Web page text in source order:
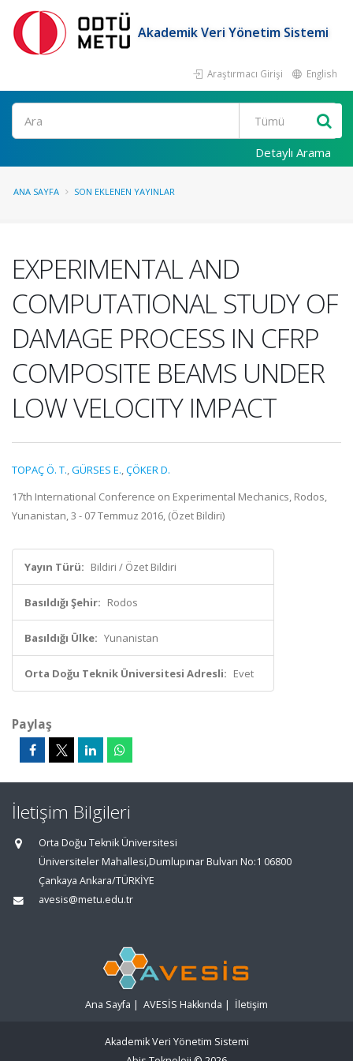
Akademik Veri Yönetim Sistemi
Araştırmacı Girişi English
Ara
Detaylı Arama
ANA SAYFA SON EKLENEN YAYINLAR
EXPERIMENTAL AND
COMPUTATIONAL STUDY OF
DAMAGE PROCESS IN CFRP
COMPOSITE BEAMS UNDER
LOW VELOCITY IMPACT
TOPAÇ Ö. T.,GÜRSES E.,ÇÖKER D.
17th International Conference on Experimental Mechanics, Rodos,
Yunanistan, 3 - 07 Temmuz 2016, (Özet Bildiri)
Yayın Türü: Bildiri / Özet Bildiri
Basıldığı Şehir: Rodos
Basıldığı Ülke: Yunanistan
Orta Doğu Teknik Üniversitesi Adresli: Evet
Paylaş
İletişim Bilgileri
Orta Doğu Teknik Üniversitesi
Üniversiteler Mahallesi,Dumlupınar Bulvarı No:1 06800
Çankaya Ankara/TÜRKİYE
avesis@metu.edu.tr
Ana Sayfa | AVESİS Hakkında | İletişim
Akademik Veri Yönetim Sistemi